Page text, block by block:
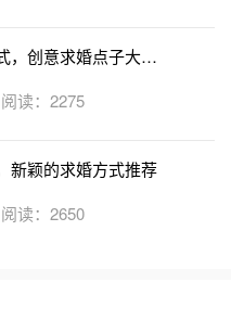
，创意求婚点子大集
读：2275
新颖的求婚方式推荐
读：2650